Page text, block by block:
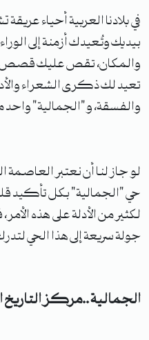
في بلادنا العربية أحياء
بيديك وتُعيدك أزمنة إلى
والمكان، تقص عليك قصص
تعيد لك ذكرى الشعراء
والفسقة، و"الجمالية" واحد
لو جاز لنا أن نعتبر
حي "الجمالية" بكل تأكيد
لكثير من الأدلة على هذه
جولة سريعة إلى هذا الحي
الجمالية ..مركز التاريخ